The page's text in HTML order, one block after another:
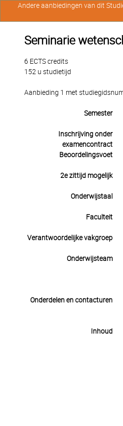
Seminarie
6 ECTS credits
152 u studietijd
Aanbieding 1 met
Semester
Inschrijving onder
examencontract
Beoordelingsvoet
2e zittijd mogelijk
Onderwijstaal
Faculteit
Verantwoordelijke vakgroep
Onderwijsteam
Onderdelen en contacturen
Inhoud
Andere aanbiedingen van dit